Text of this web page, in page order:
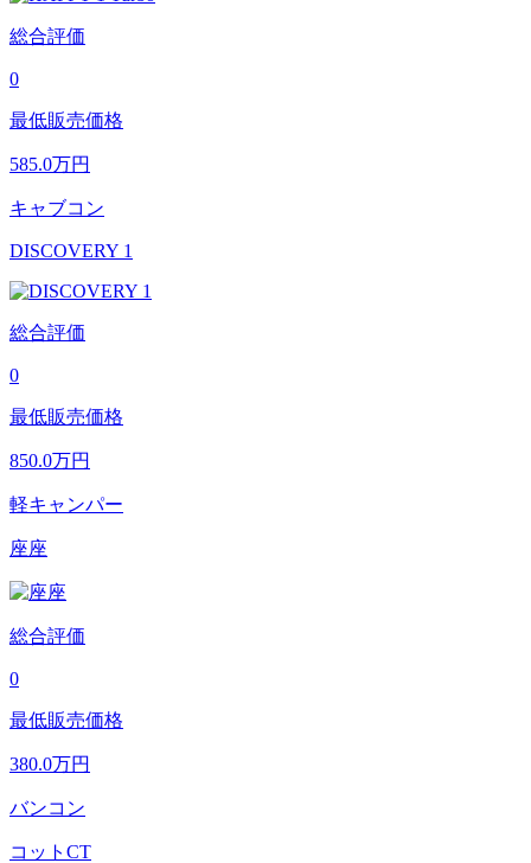
総合評価
0
最低販売価格
585.0万円
キャブコン
DISCOVERY 1
総合評価
0
最低販売価格
850.0万円
軽キャンパー
座座
総合評価
0
最低販売価格
380.0万円
バンコン
コットCT